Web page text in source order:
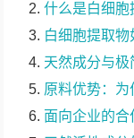
什么是白细胞
白细胞提取物
天然成分与
原料优势：为
面向企业的合